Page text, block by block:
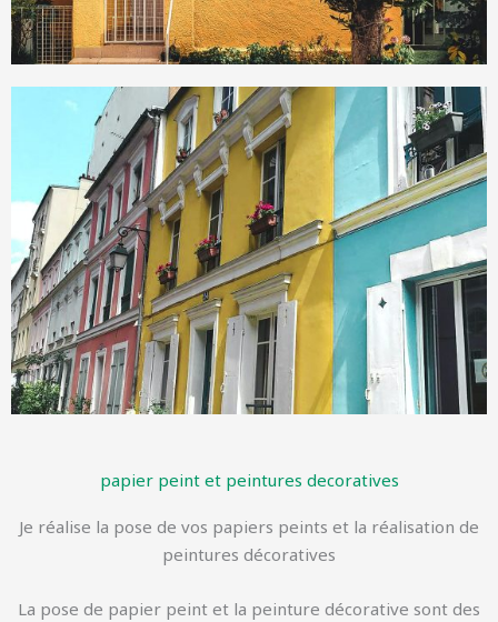
papier peint et peintures decoratives
Je réalise la pose de vos papiers peints et la réalisation de
peintures décoratives
La pose de papier peint et la peinture décorative sont des